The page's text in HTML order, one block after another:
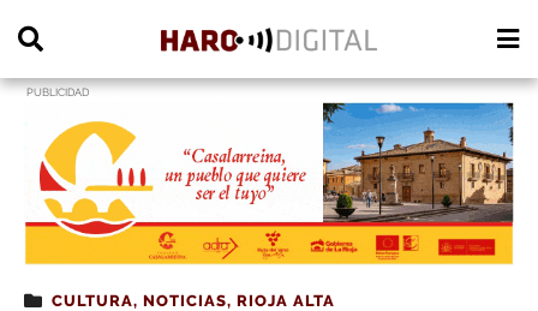
PUBLICIDAD
CULTURA, NOTICIAS, RIOJA ALTA